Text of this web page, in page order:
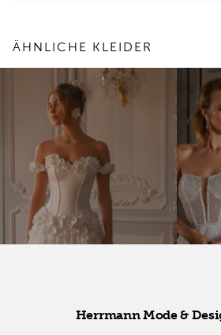
ÄHNLICHE KLEIDER
Herr­mann Mode &